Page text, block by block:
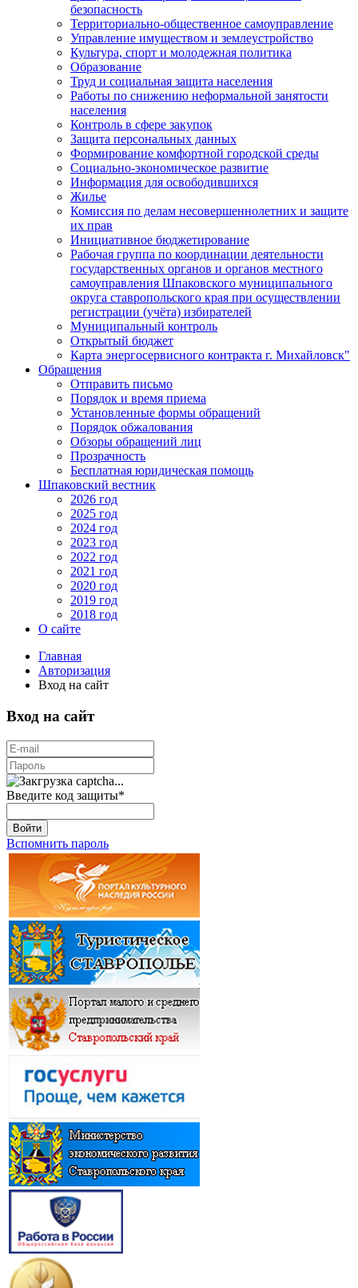
безопасность
Территориально-общественное самоуправление
Управление имуществом и землеустройство
Культура, спорт и молодежная политика
Образование
Труд и социальная защита населения
Работы по снижению неформальной занятости
населения
Контроль в сфере закупок
Защита персональных данных
Формирование комфортной городской среды
Социально-экономическое развитие
Информация для освободившихся
Жилье
Комиссия по делам несовершеннолетних и защите
их прав
Инициативное бюджетирование
Рабочая группа по координации деятельности
государственных органов и органов местного
самоуправления Шпаковского муниципального
округа ставропольского края при осуществлении
регистрации (учёта) избирателей
Муниципальный контроль
Открытый бюджет
Карта энергосервисного контракта г. Михайловск"
Обращения
Отправить письмо
Порядок и время приема
Установленные формы обращений
Порядок обжалования
Обзоры обращений лиц
Прозрачность
Бесплатная юридическая помощь
Шпаковский вестник
2026 год
2025 год
2024 год
2023 год
2022 год
2021 год
2020 год
2019 год
2018 год
О сайте
Главная
Авторизация
Вход на сайт
Вход на сайт
Введите код защиты*
Войти
Вспомнить пароль